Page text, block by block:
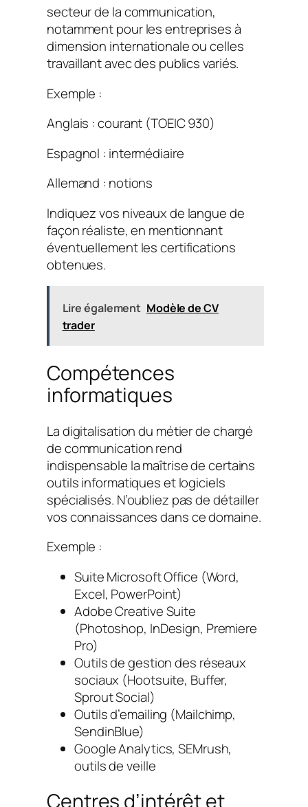
secteur de la communication,
notamment pour les entreprises à
dimension internationale ou celles
travaillant avec des publics variés.
Exemple :
Anglais : courant (TOEIC 930)
Espagnol : intermédiaire
Allemand : notions
Indiquez vos niveaux de langue de
façon réaliste, en mentionnant
éventuellement les certifications
obtenues.
Lire également Modèle de CV
trader
Compétences
informatiques
La digitalisation du métier de chargé
de communication rend
indispensable la maîtrise de certains
outils informatiques et logiciels
spécialisés. N’oubliez pas de détailler
vos connaissances dans ce domaine.
Exemple :
Suite Microsoft Office (Word,
Excel, PowerPoint)
Adobe Creative Suite
(Photoshop, InDesign, Premiere
Pro)
Outils de gestion des réseaux
sociaux (Hootsuite, Buffer,
Sprout Social)
Outils d’emailing (Mailchimp,
SendinBlue)
Google Analytics, SEMrush,
outils de veille
Centres d’intérêt et